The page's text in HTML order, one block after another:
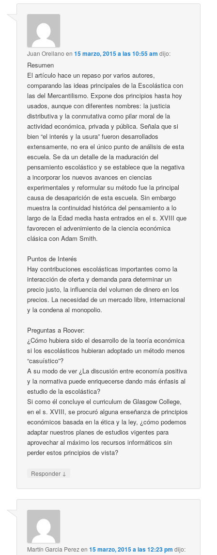
Juan Orellano en15 marzo, 2015 a las 10:55 am dijo:
Resumen
El artículo hace un repaso por varios autores,
comparando las ideas principales de la Escolástica con
las del Mercantilismo. Expone dos principios hasta hoy
usados, aunque con diferentes nombres: la justicia
distributiva y la conmutativa como pilar moral de la
actividad económica, privada y pública. Señala que si
bien “el interés y la usura” fueron desarrollados
extensamente, no era el único punto de análisis de esta
escuela. Se da un detalle de la maduración del
pensamiento escolástico y se establece que la negativa
a incorporar los nuevos avances en ciencias
experimentales y reformular su método fue la principal
causa de desaparición de esta escuela. Sin embargo
muestra la continuidad histórica del pensamiento a lo
largo de la Edad media hasta entrados en el s. XVIII que
favorecen el advenimiento de la ciencia económica
clásica con Adam Smith.
Puntos de Interés
Hay contribuciones escolásticas importantes como la
interacción de oferta y demanda para determinar un
precio justo, la influencia del volumen de dinero en los
precios. La necesidad de un mercado libre, internacional
y la condena al monopolio.
Preguntas a Roover:
¿Cómo hubiera sido el desarrollo de la teoría económica
si los escolásticos hubieran adoptado un método menos
“casuístico”?
A su modo de ver ¿La discusión entre economía positiva
y la normativa puede enriquecerse dando más énfasis al
estudio de la escolástica?
Si como él concluye el curriculum de Glasgow College,
en el s. XVIII, se procuró alguna enseñanza de principios
económicos basada en la ética y la ley, ¿cómo podemos
adaptar nuestros planes de estudios vigentes para
aprovechar al máximo los recursos informáticos sin
perder estos principios de vista?
Responder ↓
Martín Garcia Perezen15 marzo, 2015 a las 12:23 pm dijo: